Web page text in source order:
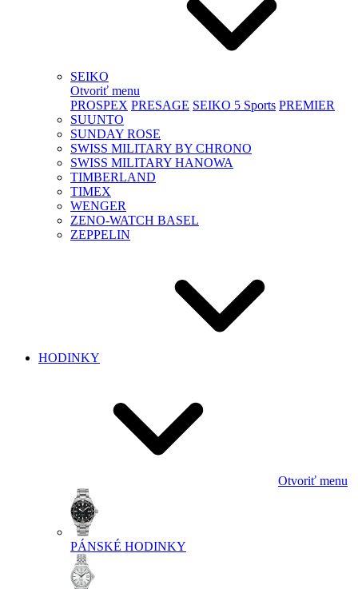
SEIKO
Otvoriť menu
PROSPEX PRESAGE SEIKO 5 Sports PREMIER
SUUNTO
SUNDAY ROSE
SWISS MILITARY BY CHRONO
SWISS MILITARY HANOWA
TIMBERLAND
TIMEX
WENGER
ZENO-WATCH BASEL
ZEPPELIN
HODINKY
Otvoriť menu
PÁNSKÉ HODINKY